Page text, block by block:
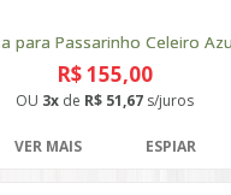
para Passarinho Celeiro
R$ 155,00
OU 3x de R$ 51,67 s/juros
VER MAIS ESPIAR